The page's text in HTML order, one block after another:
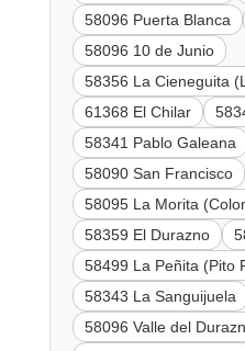
58096 Puerta Blanca
58096 10 de Junio
58356 La Cieneguita
61368 El Chilar
58341 Pablo Galeana
58090 San Francisco
58095 La Morita
58359 El Durazno
58499 La Peñita (Pito
58343 La Sanguijuela
58096 Valle del